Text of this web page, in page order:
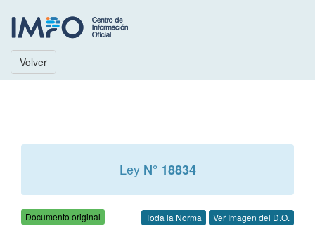
Volver
Ley N° 18834
Documento original Toda la Norma Ver Imagen del D.O.